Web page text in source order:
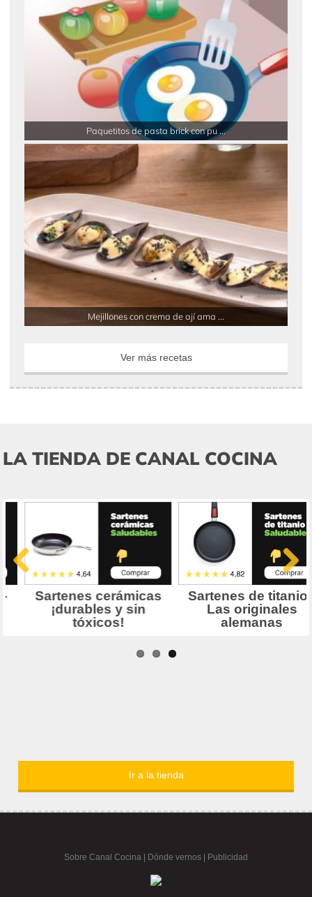
Paquetitos de pasta brick con pu ...
Mejillones con crema de ají ama ...
Ver más recetas
LA TIENDA DE CANAL COCINA
Ir a la tienda
Sobre Canal Cocina Dónde vernos | Publicidad